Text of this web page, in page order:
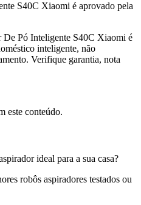
S40C Xiaomi é aprovado pela
Pó Inteligente S40C Xiaomi é
inteligente, não
Verifique garantia, nota
este conteúdo.
ideal para a sua casa?
robôs aspiradores testados ou